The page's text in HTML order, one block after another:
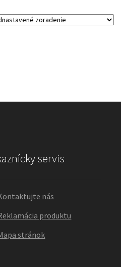
servis
nás
produktu
stránok